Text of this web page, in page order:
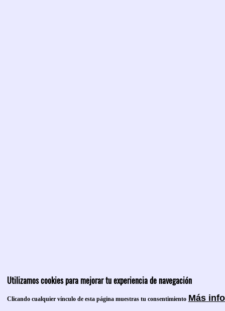
Utilizamos cookies para mejorar tu experiencia de navegación
Clicando cualquier vínculo de esta página muestras tu consentimiento Más